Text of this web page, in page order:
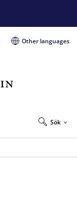
Other languages
Sök